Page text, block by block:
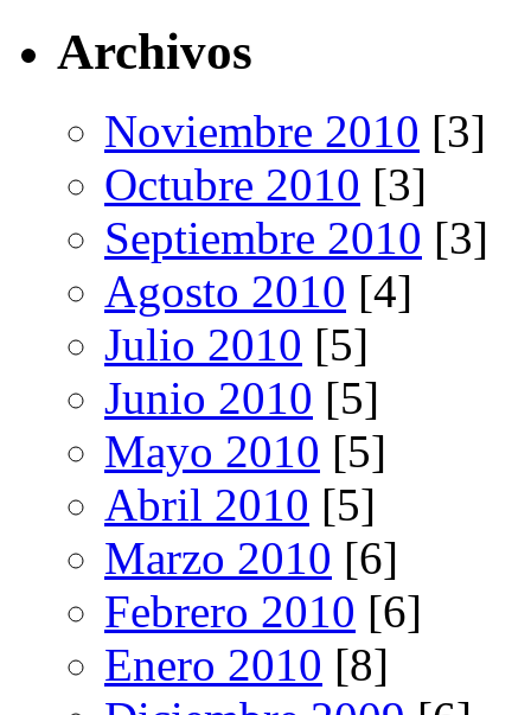
Archivos
Noviembre 2010 [3]
Octubre 2010 [3]
Septiembre 2010 [3]
Agosto 2010 [4]
Julio 2010 [5]
Junio 2010 [5]
Mayo 2010 [5]
Abril 2010 [5]
Marzo 2010 [6]
Febrero 2010 [6]
Enero 2010 [8]